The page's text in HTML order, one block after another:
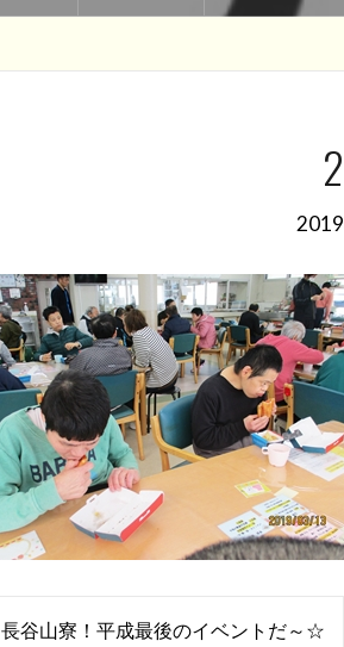
長谷山寮！平成最後のイベントだ～☆